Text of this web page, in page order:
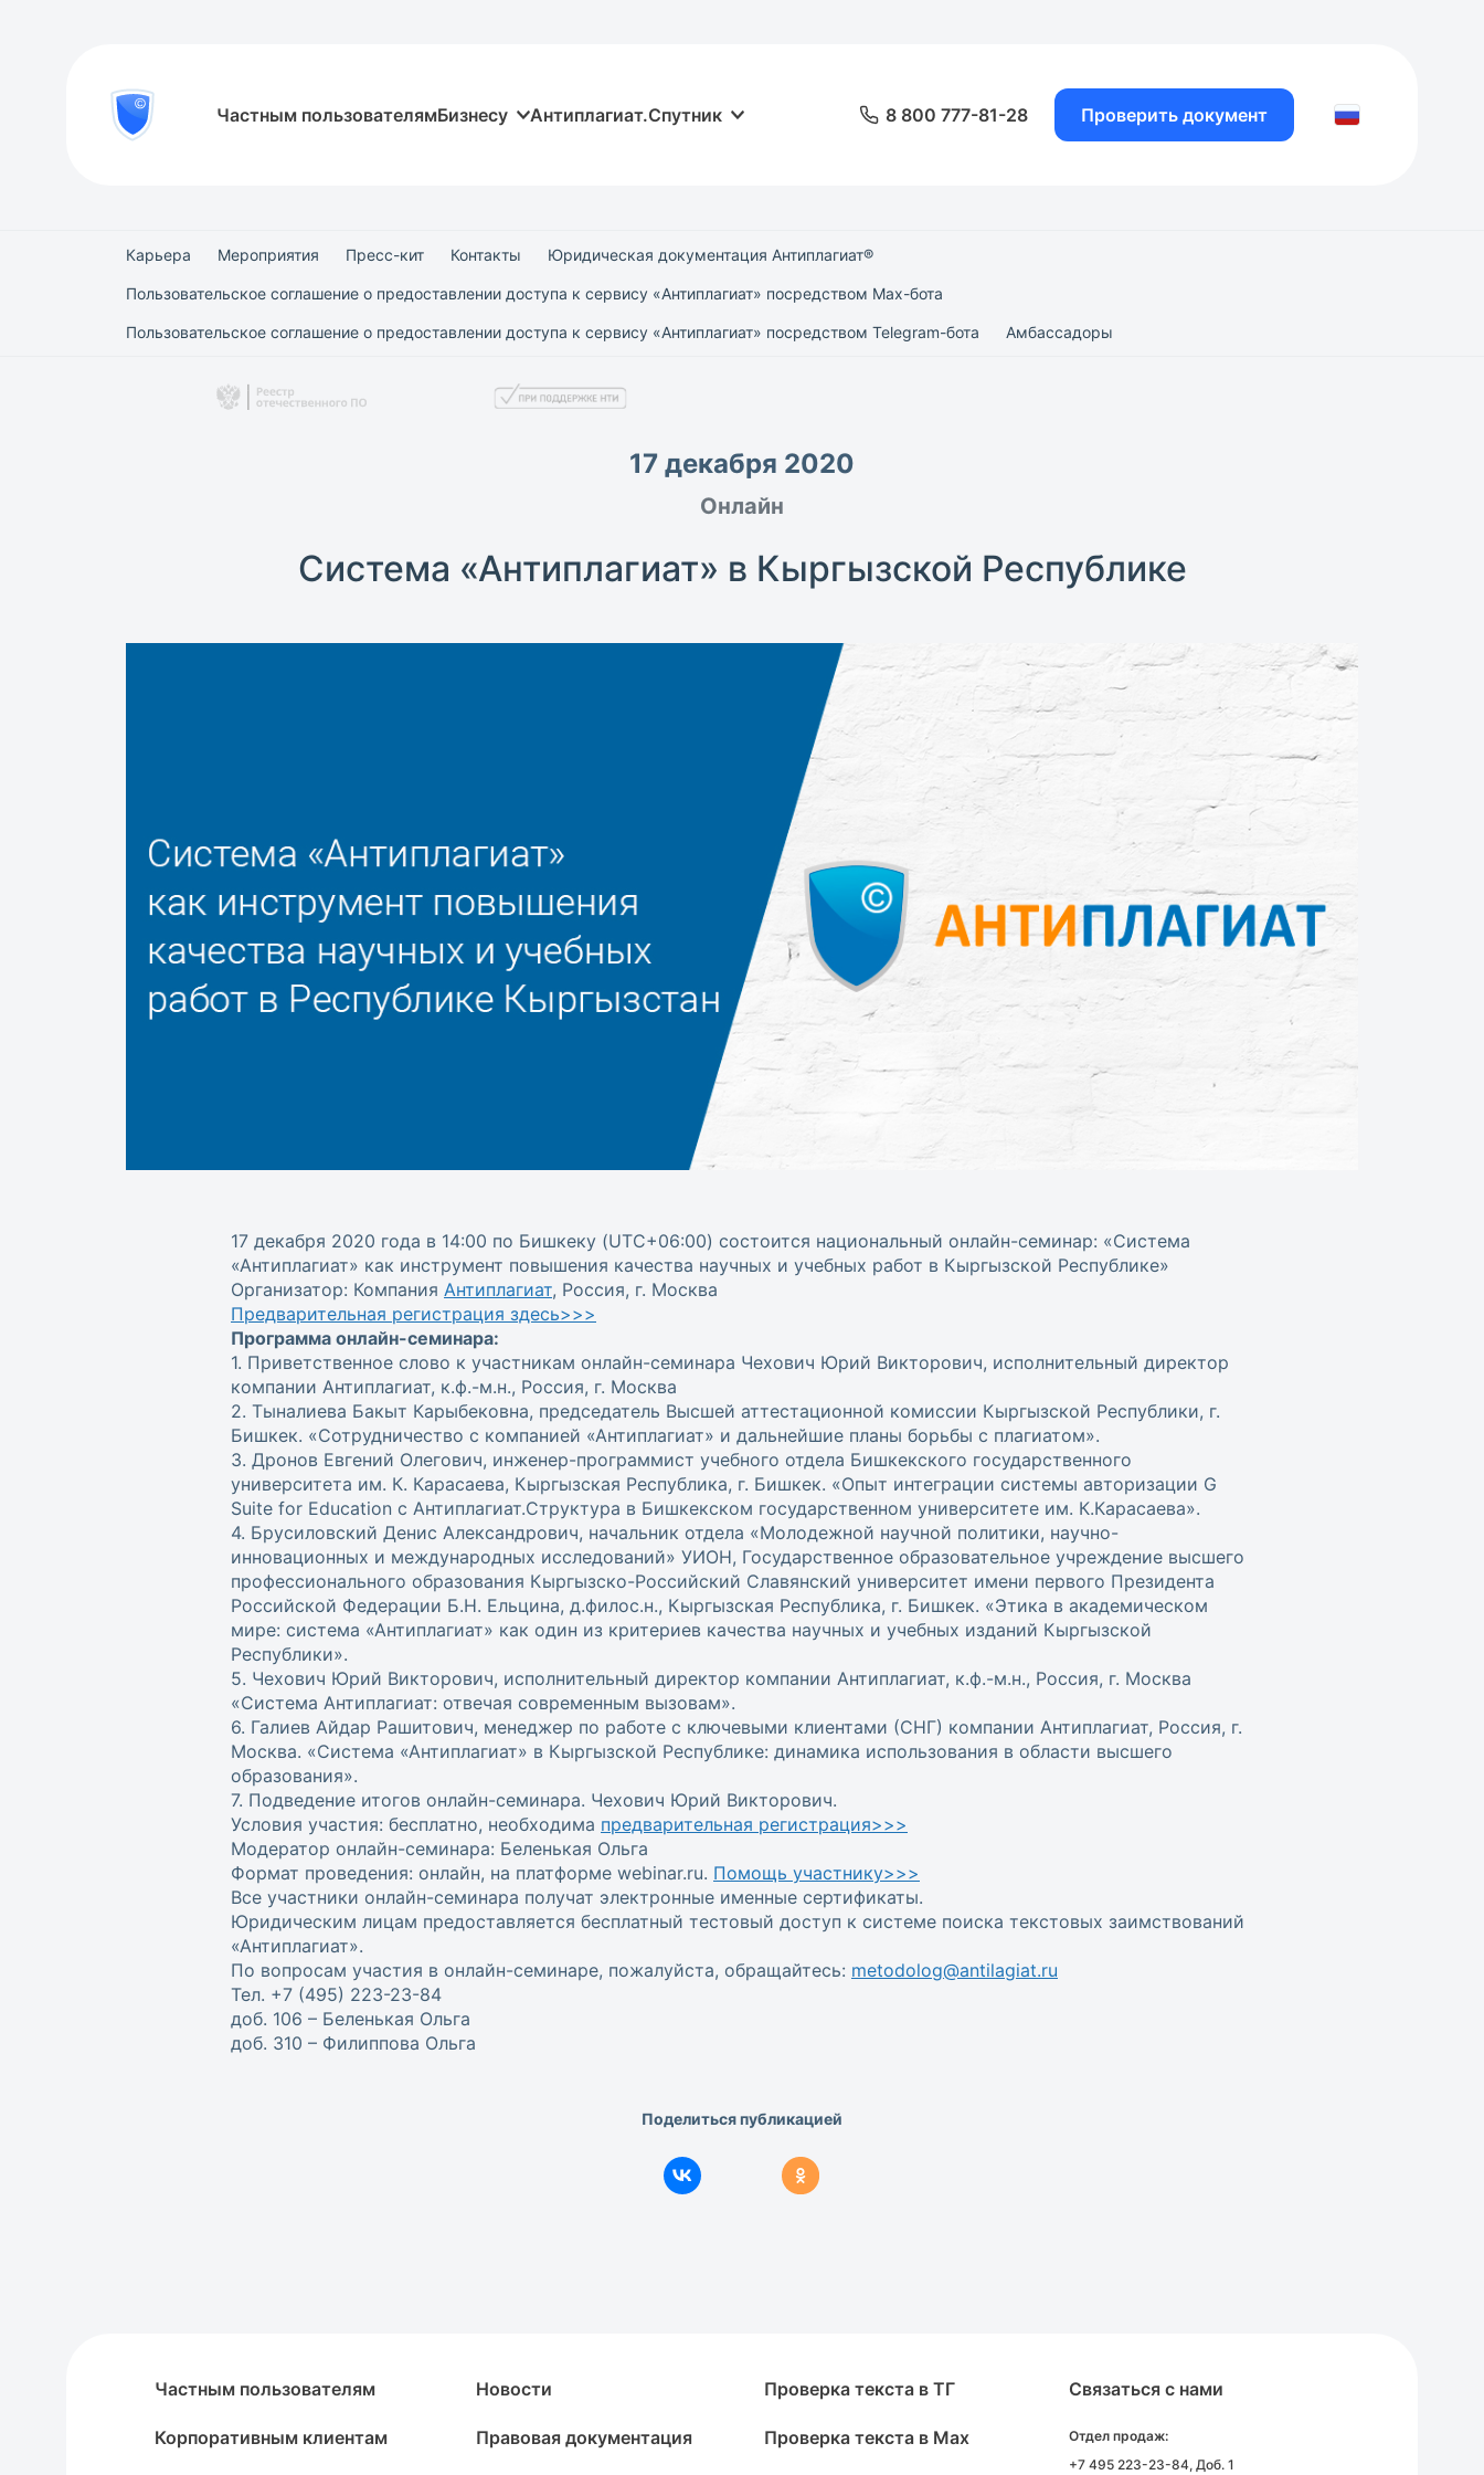
Проверить
Частным пользователямБизнесу Антиплагиат.Спутник
8
8 800 777-81-28 Проверить документ
Карьера Мероприятия Пресс-кит Контакты Юридическая документация Антиплагиат®
Пользовательское соглашение о предоставлении доступа к сервису «Антиплагиат» посредством Max-бота
Пользовательское соглашение о предоставлении доступа к сервису «Антиплагиат» посредством Telegram-бота Амбассадоры
17 декабря 2020
Онлайн
Система «Антиплагиат» в Кыргызской Республике
17 декабря 2020 года в 14:00 по Бишкеку (UTC+06:00) состоится национальный онлайн-семинар: «Система
«Антиплагиат» как инструмент повышения качества научных и учебных работ в Кыргызской Республике»
Организатор: Компания Антиплагиат, Россия, г. Москва
Предварительная регистрация здесь>>>
Программа онлайн-семинара:
1. Приветственное слово к участникам онлайн-семинара Чехович Юрий Викторович, исполнительный директор
компании Антиплагиат, к.ф.-м.н., Россия, г. Москва
2. Тыналиева Бакыт Карыбековна, председатель Высшей аттестационной комиссии Кыргызской Республики, г.
Бишкек. «Сотрудничество с компанией «Антиплагиат» и дальнейшие планы борьбы с плагиатом».
3. Дронов Евгений Олегович, инженер-программист учебного отдела Бишкекского государственного
университета им. К. Карасаева, Кыргызская Республика, г. Бишкек. «Опыт интеграции системы авторизации G
Suite for Education c Антиплагиат.Структура в Бишкекском государственном университете им. К.Карасаева».
4. Брусиловский Денис Александрович, начальник отдела «Молодежной научной политики, научно-
инновационных и международных исследований» УИОН, Государственное образовательное учреждение высшего
профессионального образования Кыргызско-Российский Славянский университет имени первого Президента
Российской Федерации Б.Н. Ельцина, д.филос.н., Кыргызская Республика, г. Бишкек. «Этика в академическом
мире: система «Антиплагиат» как один из критериев качества научных и учебных изданий Кыргызской
Республики».
5. Чехович Юрий Викторович, исполнительный директор компании Антиплагиат, к.ф.-м.н., Россия, г. Москва
«Система Антиплагиат: отвечая современным вызовам».
6. Галиев Айдар Рашитович, менеджер по работе с ключевыми клиентами (СНГ) компании Антиплагиат, Россия, г.
Москва. «Система «Антиплагиат» в Кыргызской Республике: динамика использования в области высшего
образования».
7. Подведение итогов онлайн-семинара. Чехович Юрий Викторович.
Условия участия: бесплатно, необходима предварительная регистрация>>>
Модератор онлайн-семинара: Беленькая Ольга
Формат проведения: онлайн, на платформе webinar.ru. Помощь участнику>>>
Все участники онлайн-семинара получат электронные именные сертификаты.
Юридическим лицам предоставляется бесплатный тестовый доступ к системе поиска текстовых заимствований
«Антиплагиат».
По вопросам участия в онлайн-семинаре, пожалуйста, обращайтесь: metodolog@antilagiat.ru
Тел. +7 (495) 223-23-84
доб. 106 – Беленькая Ольга
доб. 310 – Филиппова Ольга
Поделиться публикацией
Частным пользователям
Корпоративным клиентам
Новости
Правовая документация
Проверка текста в ТГ
Проверка текста в Max
Связаться с нами
Отдел продаж:
+7 495 223-23-84, Доб. 1